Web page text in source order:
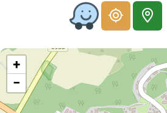
+
−